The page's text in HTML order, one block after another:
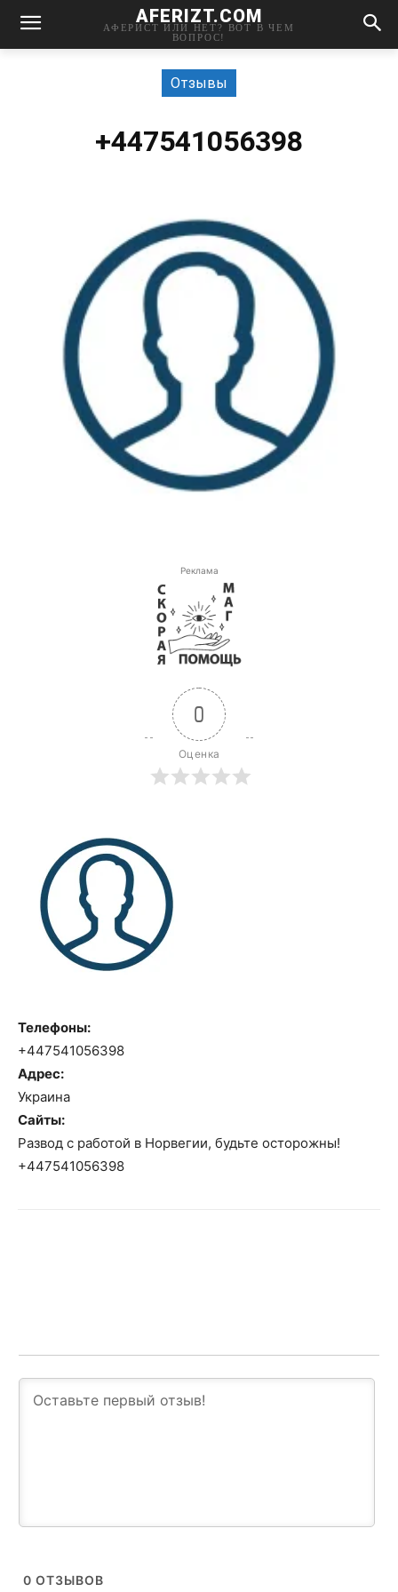
AFERIZT.COM
АФЕРИСТ ИЛИ НЕТ? ВОТ В ЧЕМ
ВОПРОС!
Отзывы
+447541056398
Реклама
0
Оценка
Телефоны:
+447541056398
Адрес:
Украина
Сайты:
Развод с работой в Норвегии, будьте осторожны!
+447541056398
0 ОТЗЫВОВ